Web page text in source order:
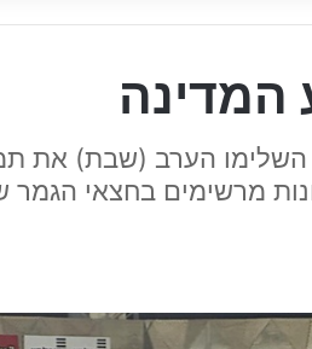
המדינה
השלימו הערב (שבת) את
2015, אחרי ניצחונות מרשימים בחצאי